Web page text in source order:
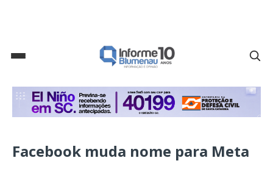
Facebook muda nome para Meta